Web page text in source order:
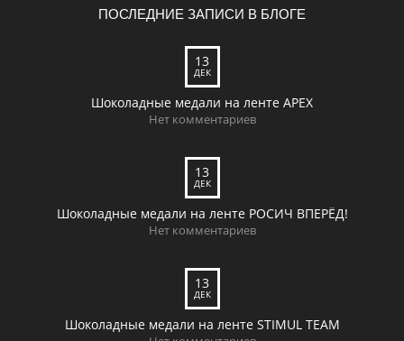
ПОСЛЕДНИЕ ЗАПИСИ В БЛОГЕ
13
ДЕК
Шоколадные медали на ленте APEX
Нет комментариев
13
ДЕК
Шоколадные медали на ленте РОСИЧ ВПЕРЁД!
Нет комментариев
13
ДЕК
Шоколадные медали на ленте STIMUL TEAM